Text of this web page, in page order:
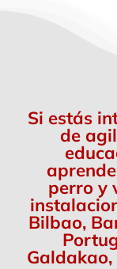
Si estás
de
perro y
Bilbao,
Galdakao,